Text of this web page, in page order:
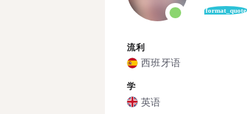
format_quote
流利
西班牙语
学
英语